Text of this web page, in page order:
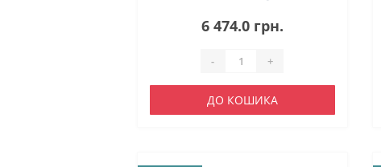
6 474.0 грн.
- +
ДО КОШИКА